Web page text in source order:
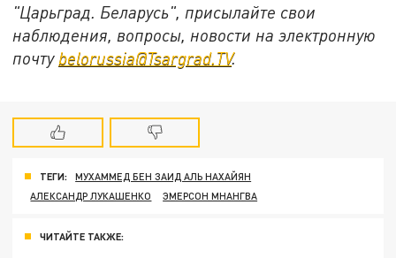
"Царьград. Беларусь", присылайте свои
наблюдения, вопросы, новости на электронную
почту belorussia@Tsargrad.TV.
ТЕГИ:
МУХАММЕД БЕН ЗАИД АЛЬ НАХАЙЯН
АЛЕКСАНДР ЛУКАШЕНКО
ЭМЕРСОН МНАНГВА
ЧИТАЙТЕ ТАКЖЕ: